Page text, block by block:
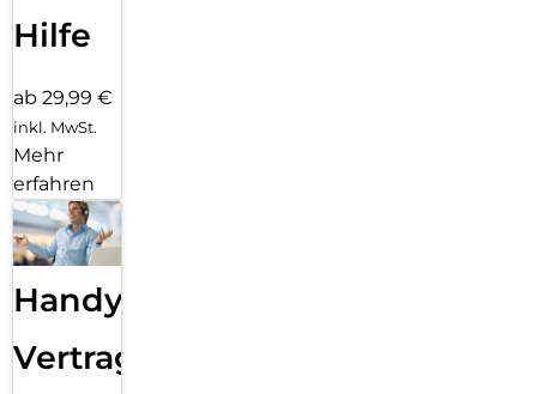
Hilfe
ab 29,99 €
inkl. MwSt.
Mehr
erfahren
Handy
Vertragsabwicklung